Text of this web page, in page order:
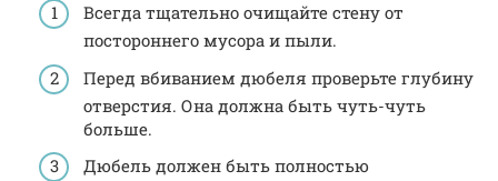
Всегда тщательно очищайте стену от
постороннего мусора и пыли.
Перед вбиванием дюбеля проверьте глубину
отверстия. Она должна быть чуть-чуть
больше.
Дюбель должен быть полностью